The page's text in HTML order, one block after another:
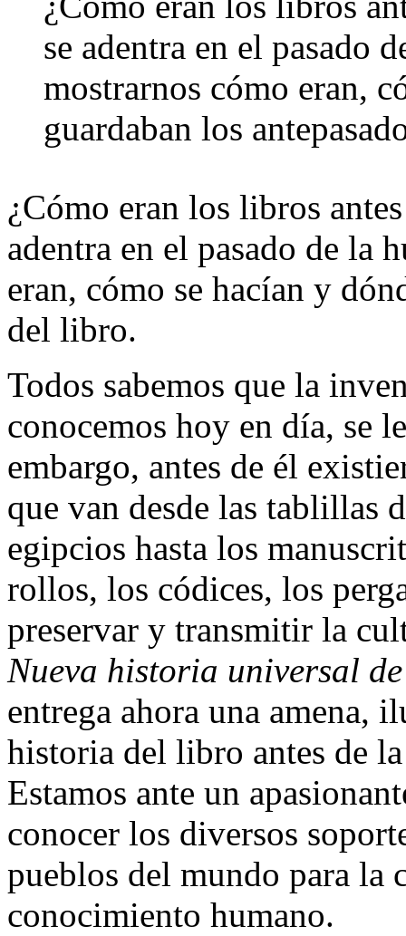
se adentra en el pasado
mostrarnos cómo eran,
guardaban los
¿Cómo eran los libros
adentra en el pasado de la
eran, cómo se hacían y
del libro.
Todos sabemos que la
conocemos hoy en día, se
embargo, antes de él
que van desde las tablillas
egipcios hasta los
rollos, los códices, los
preservar y transmitir la
Nueva historia universal
entrega ahora una amena,
historia del libro antes de
Estamos ante un
conocer los diversos
pueblos del mundo para la
conocimiento humano.